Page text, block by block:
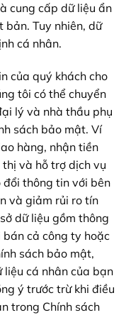
cung cấp dữ liệu ẩn
bản. Tuy nhiên, dữ
cá nhân.
của quý khách cho
tôi có thể chuyển
lý và nhà thầu phụ
sách bảo mật. Ví
hàng, nhận tiền
và hỗ trợ dịch vụ
đổi thông tin với bên
và giảm rủi ro tín
dữ liệu gồm thông
cả công ty hoặc
sách bảo mật,
cá nhân của bạn
ý trước trừ khi điều
trong Chính sách